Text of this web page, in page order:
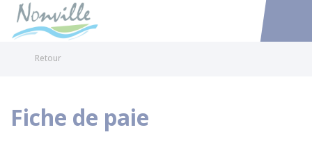
Accéder
Retour
Fiche de paie